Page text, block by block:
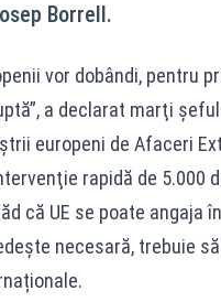
Borrell.
vor dobândi, pentru
a declarat marţi
europeni de Afaceri
rapidă de 5.000
că UE se poate angaja
necesară, trebuie